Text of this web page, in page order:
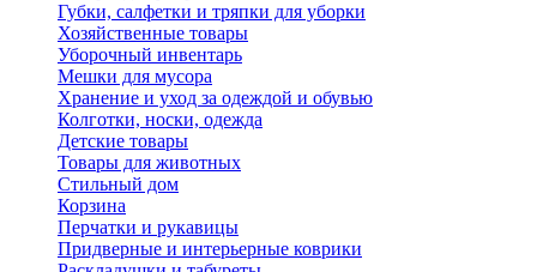
Губки, салфетки и тряпки для уборки
Хозяйственные товары
Уборочный инвентарь
Мешки для мусора
Хранение и уход за одеждой и обувью
Колготки, носки, одежда
Детские товары
Товары для животных
Стильный дом
Корзина
Перчатки и рукавицы
Придверные и интерьерные коврики